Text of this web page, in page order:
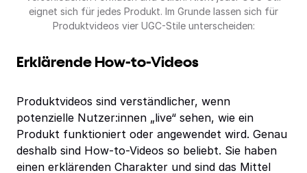
eignet sich für jedes Produkt. Im Grunde lassen sich für
Produktvideos vier UGC-Stile unterscheiden:
Erklärende How-to-Videos
Produktvideos sind verständlicher, wenn
potenzielle Nutzer:innen „live“ sehen, wie ein
Produkt funktioniert oder angewendet wird. Genau
deshalb sind How-to-Videos so beliebt. Sie haben
einen erklärenden Charakter und sind das Mittel